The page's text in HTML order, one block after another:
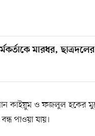
মারধর,
কাইয়ুম ও ফজলুল হকের
পাওয়া যায়।